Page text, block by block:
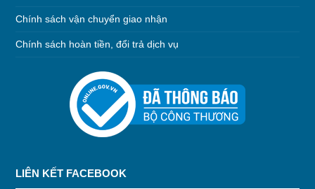
Chính sách vận chuyển giao nhận
Chính sách hoàn tiền, đổi trả dịch vụ
LIÊN KẾT FACEBOOK